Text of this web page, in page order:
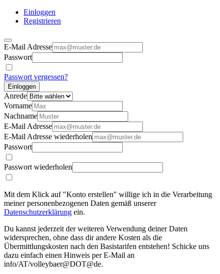
Einloggen
Registrieren
E-Mail Adresse
Passwort
Passwort vergessen?
Einloggen
Anrede
Vorname
Nachname
E-Mail Adresse
E-Mail Adresse wiederholen
Passwort
Passwort wiederholen
Mit dem Klick auf "Konto erstellen" willige ich in die Verarbeitung
meiner personenbezogenen Daten gemäß unserer
Datenschutzerklärung ein.
Du kannst jederzeit der weiteren Verwendung deiner Daten
widersprechen, ohne dass dir andere Kosten als die
Übermittlungskosten nach den Basistarifen entstehen! Schicke uns
dazu einfach einen Hinweis per E-Mail an
info/AT/volleybaer@DOT@de.